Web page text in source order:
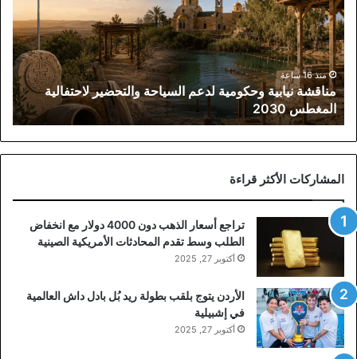
لدعم
السياحة
والتحضير
لاحتفالية
المغطس
2030
منذ 16 ساعة
مناقشة نيابية وحكومية لدعم السياحة والتحضير لاحتفالية
المغطس 2030
المشاركات الأكثر قراءة
تراجع أسعار الذهب دون 4000 دولار مع انخفاض
الطلب وسط تقدم المحادثات الأمريكية الصينية
أكتوبر 27, 2025
الأردن يتوج بلقب بطولة ريد بُل بادل داش العالمية
في إشبيلية
أكتوبر 27, 2025